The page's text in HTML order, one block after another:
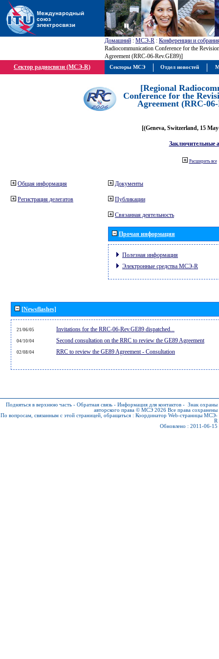
Домашний : МСЭ-R : Конференции и
Radiocommunication Conference for the
Agreement (RRC-06-Rev.GE89)]
Сектор радиосвязи (МСЭ-R)
[Regional
Conference for the
Agreement (RRC-
[(Geneva, Switzerland, 15
Заключительные
Расширить все
Общая информация
Регистрация делегатов
Документы
Публикации
Связанная деятельность
Прочая информация
Полезная информация
Электронные средства МСЭ-R
[Newsflashes]
21/06/05 Invitations for the RRC-06-Rev.GE89 dispatched...
04/10/04 Second consultation on the RRC to review the GE89 Agreement
02/08/04 RRC to review the GE89 Agreement - Consultation
Подняться в верхнюю часть - Обратная связь - Информация для контактов - Знак охраны
авторского права © МСЭ 2026 Все права сохранены
По вопросам, связанным с этой страницей, обращаться : Координатор Web-страницы МСЭ-
R
Обновлено : 2011-06-15
Секторы МСЭ Отдел новостей